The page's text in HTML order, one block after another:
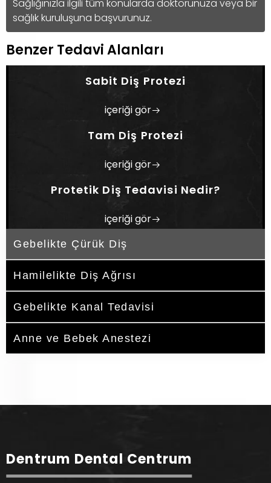
değildir. Adana'da hamilelik döneminde diş
tedavisi yaptırmayı düşünen anne
adaylarının, kadın doğum uzmanı ve diş
hekiminin koordineli çalıştığı merkezleri
Adana Özel Ağız ve Diş Sağlığı Polikliniği
Dentrum, gebelik sürecine özel planlanan
ağız sağlığını korumaya hem de enfeksiyon
kaynaklı riskler azaltmaya odaklanır.
Sağlığınızla ilgili tüm konularda doktorunuza veya bir
sağlık kuruluşuna başvurunuz.
Benzer Tedavi Alanları
Sabit Diş Protezi
içeriği gör
Tam Diş Protezi
içeriği gör
Protetik Diş Tedavisi Nedir?
içeriği gör
Gebelikte Çürük Diş
Hamilelikte Diş Ağrısı
Gebelikte Kanal Tedavisi
Anne ve Bebek Anestezi
Dentrum Dental Centrum